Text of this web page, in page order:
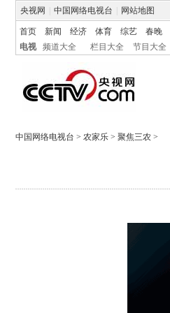
央视网 中国网络电视台 网站地图
首页 新闻 经济 体育 综艺 春晚
电视
频道大全 栏目大全 节目大全
中国网络电视台 > 农家乐 > 聚焦三农 >